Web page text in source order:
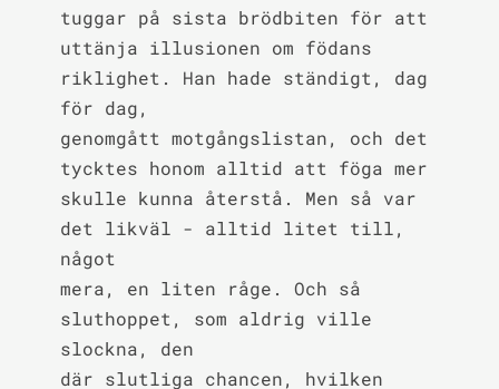
tuggar på sista brödbiten för att
uttänja illusionen om födans
riklighet. Han hade ständigt, dag
för dag,
genomgått motgångslistan, och det
tycktes honom alltid att föga mer
skulle kunna återstå. Men så var
det likväl - alltid litet till,
något
mera, en liten råge. Och så
sluthoppet, som aldrig ville
slockna, den
där slutliga chancen, hvilken